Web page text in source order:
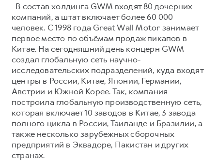
В состав холдинга GWM входят 80 дочерних
компаний, а штат включает более 60 000
человек. С 1998 года Great Wall Motor занимает
первое место по объёмам продаж пикапов в
Китае. На сегодняшний день концерн GWM
создал глобальную сеть научно-
исследовательских подразделений, куда входят
центры в России, Китае, Японии, Германии,
Австрии и Южной Корее. Так, компания
построила глобальную производственную сеть,
которая включает 10 заводов в Китае, 3 завода
полного цикла в России, Таиланде и Бразилии, а
также несколько зарубежных сборочных
предприятий в Эквадоре, Пакистан и других
странах.